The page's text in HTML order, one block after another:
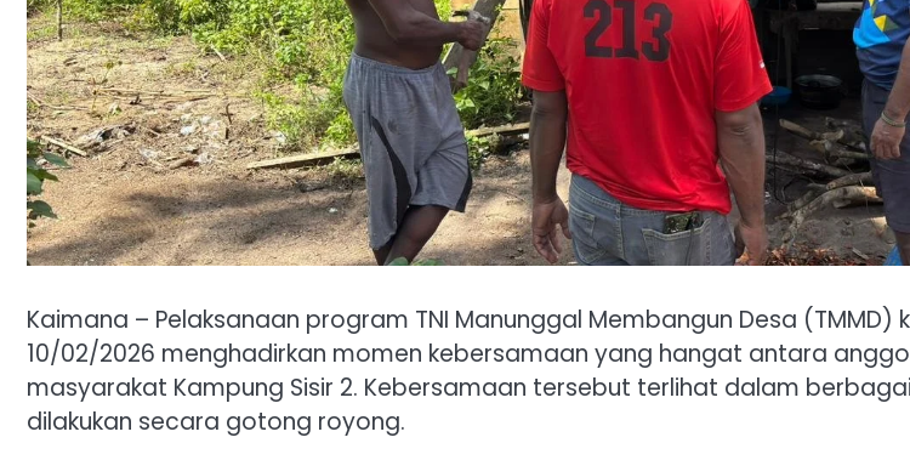
Kaimana – Pelaksanaan program TNI Manunggal Membangun Desa (TMMD)
10/02/2026 menghadirkan momen kebersamaan yang hangat antara
masyarakat Kampung Sisir 2. Kebersamaan tersebut terlihat dalam
dilakukan secara gotong royong.